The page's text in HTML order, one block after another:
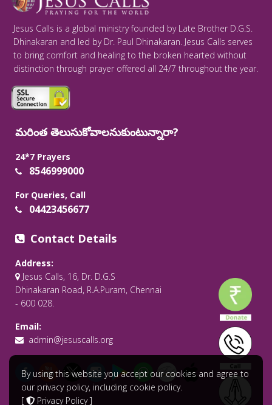
Jesus Calls is a global ministry founded by Late Brother D.G.S.
Dhinakaran and led by Dr. Paul Dhinakaran. Jesus Calls serves
to bring comfort and healing to the broken hearted without
distinction through prayer offered all 24/7 throughout the year.
మరింత తెలుసుకోవాలనుకుంటున్నారా?
24*7 Prayers
8546999000
For Queries, Call
04423456677
Contact Details
Address:
Jesus Calls, 16, Dr. D.G.S
Dhinakaran Road, R.A.Puram, Chennai
- 600 028.
Email:
admin@jesuscalls.org
By using this website you accept our cookies and agree to
our privacy policy, including cookie policy.
[
Privacy Policy]